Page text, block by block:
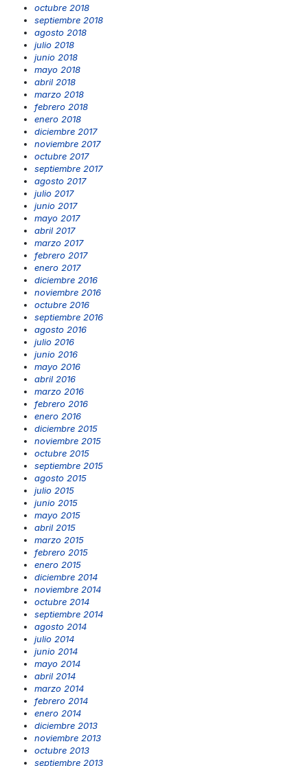
octubre 2018
septiembre 2018
agosto 2018
julio 2018
junio 2018
mayo 2018
abril 2018
marzo 2018
febrero 2018
enero 2018
diciembre 2017
noviembre 2017
octubre 2017
septiembre 2017
agosto 2017
julio 2017
junio 2017
mayo 2017
abril 2017
marzo 2017
febrero 2017
enero 2017
diciembre 2016
noviembre 2016
octubre 2016
septiembre 2016
agosto 2016
julio 2016
junio 2016
mayo 2016
abril 2016
marzo 2016
febrero 2016
enero 2016
diciembre 2015
noviembre 2015
octubre 2015
septiembre 2015
agosto 2015
julio 2015
junio 2015
mayo 2015
abril 2015
marzo 2015
febrero 2015
enero 2015
diciembre 2014
noviembre 2014
octubre 2014
septiembre 2014
agosto 2014
julio 2014
junio 2014
mayo 2014
abril 2014
marzo 2014
febrero 2014
enero 2014
diciembre 2013
noviembre 2013
octubre 2013
septiembre 2013